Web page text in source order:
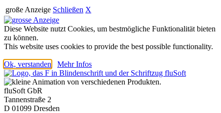
große Anzeige Schließen X
Diese Website nutzt Cookies, um bestmögliche Funktionalität bieten
zu können.
This website uses cookies to provide the best possible functionality.
Ok, verstanden Mehr Infos
fluSoft GbR
Tannenstraße 2
D 01099 Dresden